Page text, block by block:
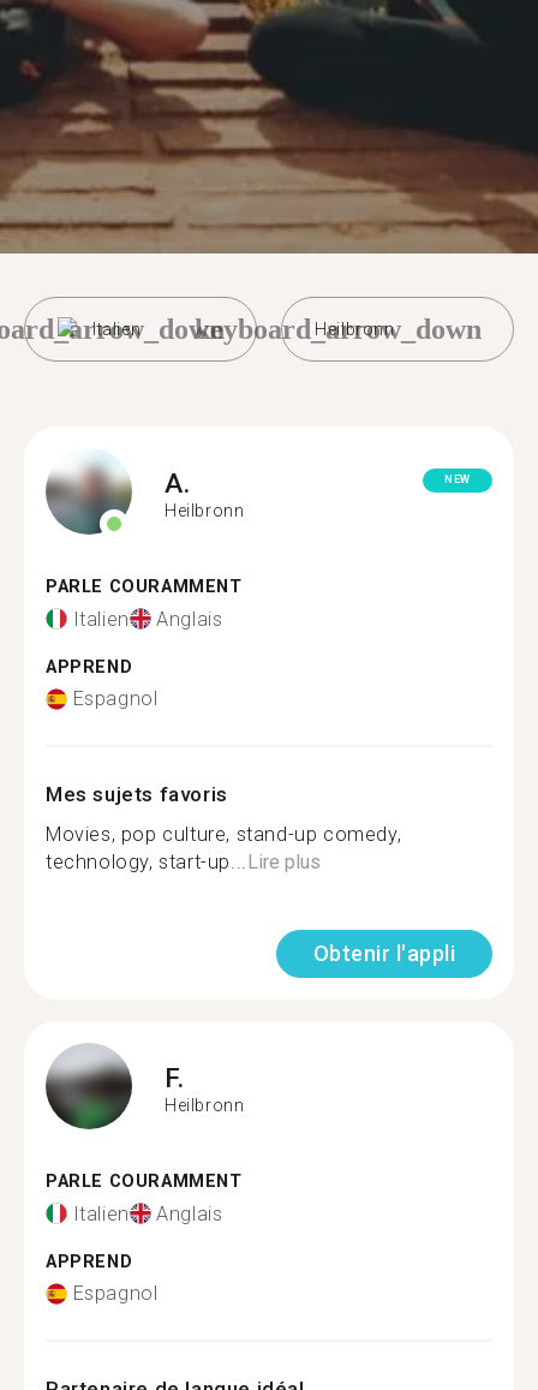
Italien Heilbronn
keyboard_arrow_down
A.
Heilbronn
NEW
PARLE COURAMMENT
Italien Anglais
APPREND
Espagnol
Mes sujets favoris
Movies, pop culture, stand-up comedy,
technology, start-up...Lire plus
Obtenir l'appli
F.
Heilbronn
PARLE COURAMMENT
Italien Anglais
APPREND
Espagnol